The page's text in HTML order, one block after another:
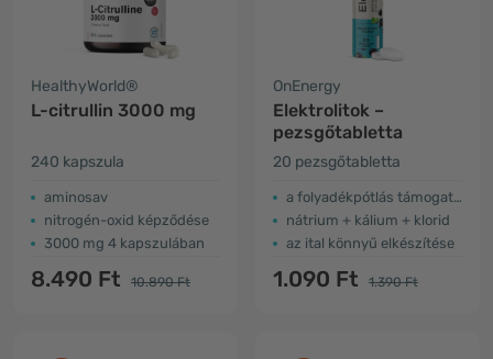
HealthyWorld®
L-citrullin 3000 mg
240 kapszula
aminosav
nitrogén-oxid képződése
3000 mg 4 kapszulában
8.490 Ft 10.890 Ft
OnEnergy
Elektrolitok –
pezsgőtabletta
20 pezsgőtabletta
a folyadékpótlás támogatása
nátrium + kálium + klorid
az ital könnyű elkészítése
1.090 Ft 1.390 Ft